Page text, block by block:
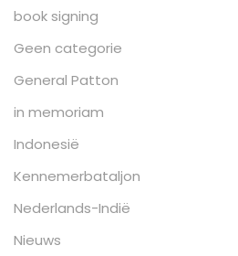
book signing
Geen categorie
General Patton
in memoriam
Indonesië
Kennemerbataljon
Nederlands-Indië
Nieuws